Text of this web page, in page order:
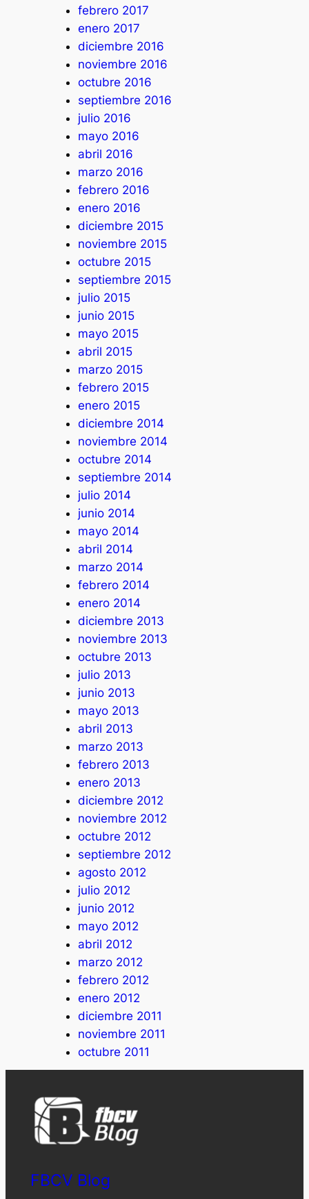
febrero 2017
enero 2017
diciembre 2016
noviembre 2016
octubre 2016
septiembre 2016
julio 2016
mayo 2016
abril 2016
marzo 2016
febrero 2016
enero 2016
diciembre 2015
noviembre 2015
octubre 2015
septiembre 2015
julio 2015
junio 2015
mayo 2015
abril 2015
marzo 2015
febrero 2015
enero 2015
diciembre 2014
noviembre 2014
octubre 2014
septiembre 2014
julio 2014
junio 2014
mayo 2014
abril 2014
marzo 2014
febrero 2014
enero 2014
diciembre 2013
noviembre 2013
octubre 2013
julio 2013
junio 2013
mayo 2013
abril 2013
marzo 2013
febrero 2013
enero 2013
diciembre 2012
noviembre 2012
octubre 2012
septiembre 2012
agosto 2012
julio 2012
junio 2012
mayo 2012
abril 2012
marzo 2012
febrero 2012
enero 2012
diciembre 2011
noviembre 2011
octubre 2011
FBCV Blog